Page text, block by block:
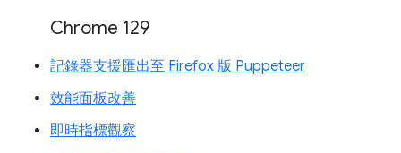
Chrome 129
記錄器支援匯出至 Firefox 版 Puppeteer
效能面板改善
即時指標觀察